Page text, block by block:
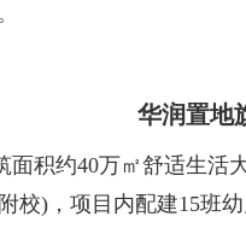
华润置地
约40万㎡舒适生活
校)，项目内配建15班